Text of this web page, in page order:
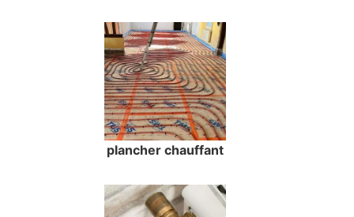
plancher chauffant